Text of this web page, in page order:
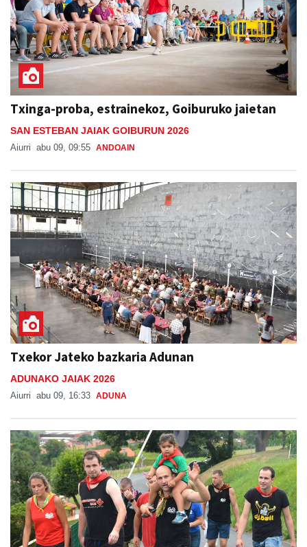
Txinga-proba, estrainekoz, Goiburuko jaietan
SAN ESTEBAN JAIAK GOIBURUN 2026
Aiurri abu 09, 09:55 ANDOAIN
Txekor Jateko bazkaria Adunan
ADUNAKO JAIAK 2026
Aiurri abu 09, 16:33 ADUNA